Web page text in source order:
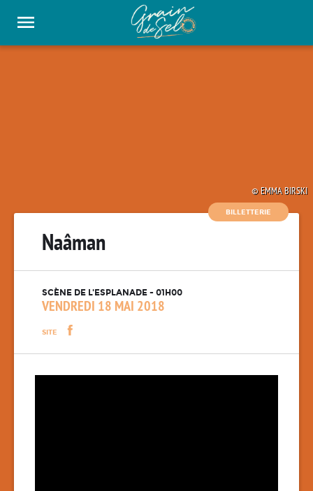
EMMA BIRSKI
BILLETTERIE
Naâman
SCÈNE DE L'ESPLANADE - 01H00
VENDREDI 18 MAI 2018
SITE